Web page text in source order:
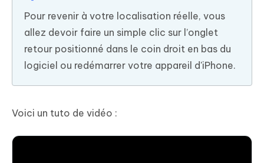
Pour revenir à votre localisation réelle, vous
allez devoir faire un simple clic sur l’onglet
retour positionné dans le coin droit en bas du
logiciel ou redémarrer votre appareil d'iPhone.
Voici un tuto de vidéo :